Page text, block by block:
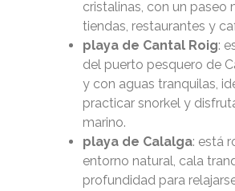
cristalinas, con un paseo
tiendas, restaurantes y
playa de Cantal Roig:
del puerto pesquero de
y con aguas tranquilas,
practicar snorkel y
marino.
playa de Calalga: está
entorno natural, cala
profundidad para